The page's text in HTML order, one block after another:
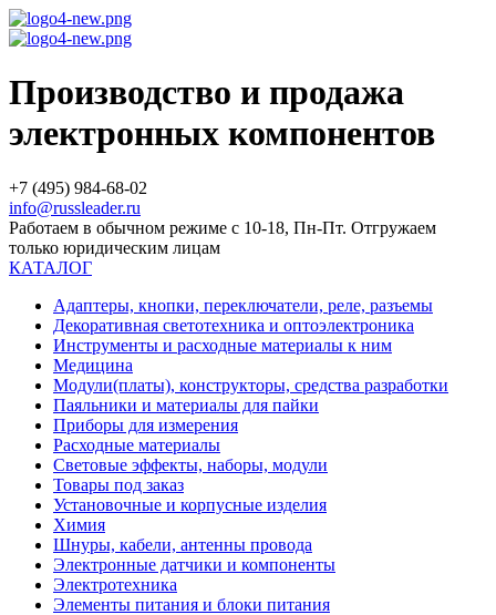
Производство и продажа
электронных компонентов
+7 (495) 984-68-02
info@russleader.ru
Работаем в обычном режиме с 10-18, Пн-Пт. Отгружаем
только юридическим лицам
КАТАЛОГ
Адаптеры, кнопки, переключатели, реле, разъемы
Декоративная светотехника и оптоэлектроника
Инструменты и расходные материалы к ним
Медицина
Модули(платы), конструкторы, средства разработки
Паяльники и материалы для пайки
Приборы для измерения
Расходные материалы
Световые эффекты, наборы, модули
Товары под заказ
Установочные и корпусные изделия
Химия
Шнуры, кабели, антенны провода
Электронные датчики и компоненты
Электротехника
Элементы питания и блоки питания